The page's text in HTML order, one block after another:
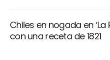
Chiles en nogada en
con una receta de 1821